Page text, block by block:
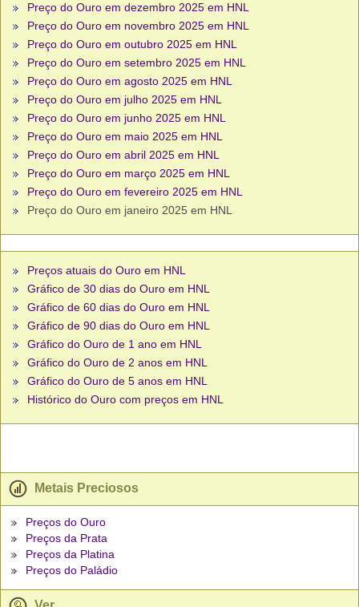
Preço do Ouro em dezembro 2025 em HNL
Preço do Ouro em novembro 2025 em HNL
Preço do Ouro em outubro 2025 em HNL
Preço do Ouro em setembro 2025 em HNL
Preço do Ouro em agosto 2025 em HNL
Preço do Ouro em julho 2025 em HNL
Preço do Ouro em junho 2025 em HNL
Preço do Ouro em maio 2025 em HNL
Preço do Ouro em abril 2025 em HNL
Preço do Ouro em março 2025 em HNL
Preço do Ouro em fevereiro 2025 em HNL
Preço do Ouro em janeiro 2025 em HNL
Preços atuais do Ouro em HNL
Gráfico de 30 dias do Ouro em HNL
Gráfico de 60 dias do Ouro em HNL
Gráfico de 90 dias do Ouro em HNL
Gráfico do Ouro de 1 ano em HNL
Gráfico do Ouro de 2 anos em HNL
Gráfico do Ouro de 5 anos em HNL
Histórico do Ouro com preços em HNL
Metais Preciosos
Preços do Ouro
Preços da Prata
Preços da Platina
Preços do Paládio